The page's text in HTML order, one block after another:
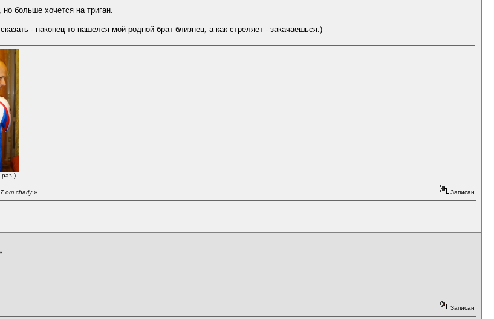
больше хочется на триган.
- наконец-то нашелся мой родной брат близнец, а как стреляет - закачаешься:)
раз.)
от charly» Записан
Записан